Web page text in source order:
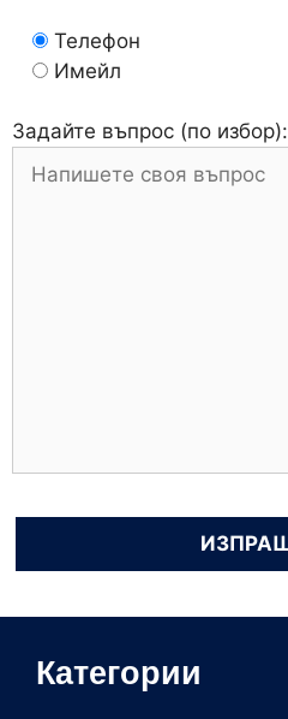
Телефон
Имейл
Задайте въпрос (по избор):
Категории